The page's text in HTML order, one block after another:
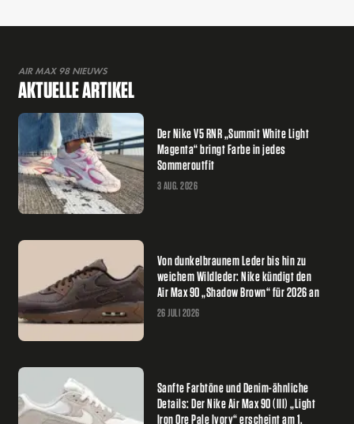
AIR MAX 98 NIEUWS
AKTUELLE ARTIKEL
Der Nike V5 RNR „Summit White Light
Magenta“ bringt Farbe in jedes
Sommeroutfit
3 AUG. 2026
Von dunkelbraunem Leder bis hin zu
weichem Wildleder: Nike kündigt den
Air Max 90 „Shadow Brown“ für 2026 an
26 JULI 2026
Sanfte Farbtöne und Denim-ähnliche
Details: Der Nike Air Max 90 (III) „Light
Iron Ore Pale Ivory“ erscheint am 1.